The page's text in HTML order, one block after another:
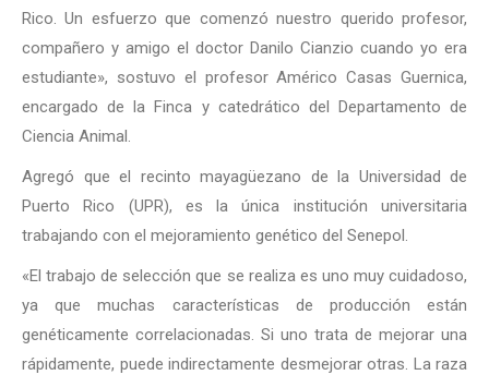
Rico. Un esfuerzo que comenzó nuestro querido profesor,
compañero y amigo el doctor Danilo Cianzio cuando yo era
estudiante», sostuvo el profesor Américo Casas Guernica,
encargado de la Finca y catedrático del Departamento de
Ciencia Animal.
Agregó que el recinto mayagüezano de la Universidad de
Puerto Rico (UPR), es la única institución universitaria
trabajando con el mejoramiento genético del Senepol.
«El trabajo de selección que se realiza es uno muy cuidadoso,
ya que muchas características de producción están
genéticamente correlacionadas. Si uno trata de mejorar una
rápidamente, puede indirectamente desmejorar otras. La raza